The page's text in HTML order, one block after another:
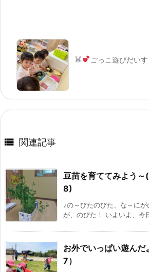
ごっこ遊びだいす
 関連記事
豆苗を育ててみよ
8)
♪の～びたのびた、な～にが
が、のびた！ いよいよ、今
お外でいっぱい遊ん
7）